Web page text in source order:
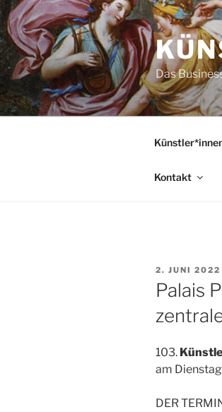
Zum
Inhalt
springen
Das
Kontakt
AM
2. JUNI 2022
Palais
103.
am
DER